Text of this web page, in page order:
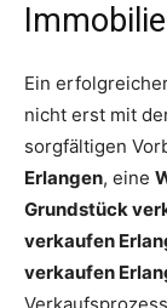
Ein
nicht erst mit
sorgfältigen
Erlangen, eine
Grundstück
verkaufen
verkaufen